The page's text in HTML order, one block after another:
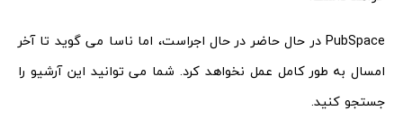
PubSpace در حال حاضر در حال اجراست، اما ناسا می گوید تا آخر
امسال به طور کامل عمل نخواهد کرد. شما می توانید این آرشیو را
جستجو کنید.